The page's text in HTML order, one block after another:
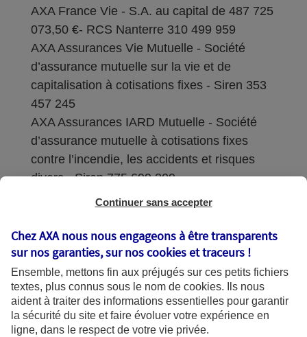
AXA France Vie - S.A. au capital de 487 725
073,50 €- RCS Nanterre 310 499 959
AXA Assurances Vie Mutuelle - Société
d’assurance mutuelle sur la vie et de
capitalisation à cotisations fixes - Siren 353
457 245
AXA Assurances IARD Mutuelle - Société
d’assurance mutuelle à cotisations fixes
contre l’incendie, les accidents et risques
divers - Siren 775 699 309
Sièges sociaux : 313 Terrasses de l’Arche –
Coordonnées de l'Autorité de contrôle
prudentiel et de résolution (ACPR) : - 4
Place de Budapest - CS 92459 - 75436
Paris Cedex 09. Le détail des procédures de
recours et de réclamation et les
Continuer sans accepter
Chez AXA nous nous engageons à être transparents
sur nos garanties, sur noscookies et traceurs !
Ensemble, mettons fin aux préjugés sur ces petits fichiers
textes, plus connus sous le nom de cookies. Ils nous
aident à traiter des informations essentielles pour garantir
la sécurité du site et faire évoluer votre expérience en
ligne, dans le respect de votre vie privée.